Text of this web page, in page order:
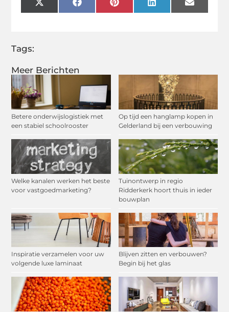
Meer Berichten
Betere onderwijslogistiek met
een stabiel schoolrooster
Op tijd een hanglamp kopen in
Gelderland bij een verbouwing
Welke kanalen werken het beste
voor vastgoedmarketing?
Tuinontwerp in regio
Ridderkerk hoort thuis in ieder
bouwplan
Inspiratie verzamelen voor uw
volgende luxe laminaat
Blijven zitten en verbouwen?
Begin bij het glas
X
(Twitter)
FacebookPinterestLinkedInEmail
Tags: